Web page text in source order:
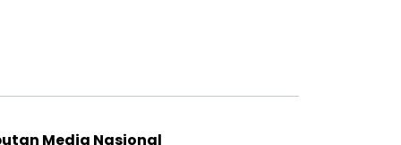
Media Nasional